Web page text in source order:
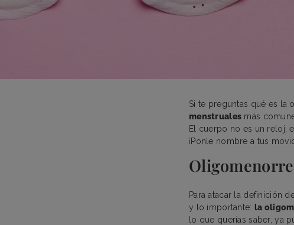
Si te preguntas qué es la
menstruales más
El cuerpo no es un reloj,
¡Ponle nombre a tus
Para atacar la definición
y lo importante: la
lo que querías saber, ya